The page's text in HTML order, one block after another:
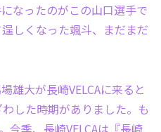
なったのがこの山口選手で
しくなった颯斗、まだまだ
雄大が長崎VELCAに来ると
した時期がありました。も
今季、長崎VELCAは『長崎